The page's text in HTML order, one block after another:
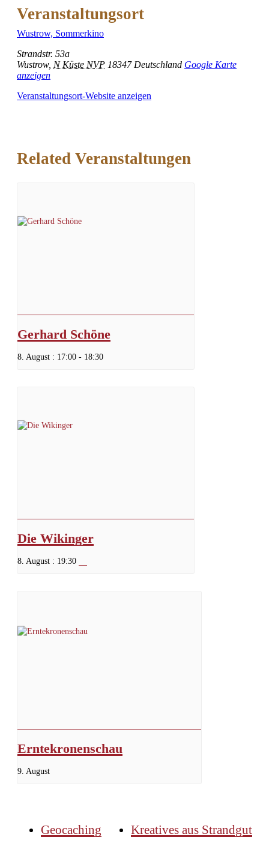
Veranstaltungsort
Wustrow, Sommerkino
Strandstr. 53a
Wustrow, N Küste NVP 18347 Deutschland Google Karte
anzeigen
Veranstaltungsort-Website anzeigen
Related Veranstaltungen
Gerhard Schöne
8. August : 17:00 - 18:30
Die Wikinger
8. August : 19:30
Erntekronenschau
9. August
Geocaching Kreatives aus Strandgut